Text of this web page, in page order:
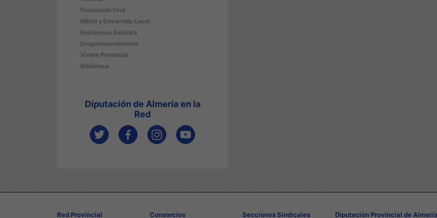
Protección Civil
RRHH y Desarrollo Local
Residencia Asistida
Drogodependencias
Vivero Provincial
Biblioteca
Diputación de Almería en la
Red
Red Provincial Consorcios Secciones Sindicales Diputación Provincial de